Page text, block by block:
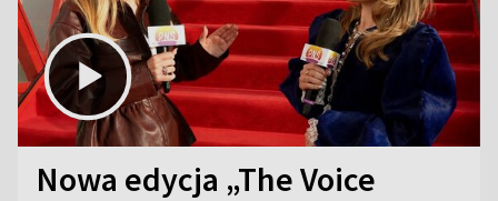
Nowa edycja „The Voice